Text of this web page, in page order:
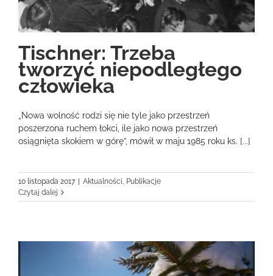
Tischner: Trzeba
tworzyć niepodległego
człowieka
„Nowa wolność rodzi się nie tyle jako przestrzeń
poszerzona ruchem łokci, ile jako nowa przestrzeń
osiągnięta skokiem w górę”, mówił w maju 1985 roku ks. [...]
10 listopada 2017 | Aktualności, Publikacje
Czytaj dalej